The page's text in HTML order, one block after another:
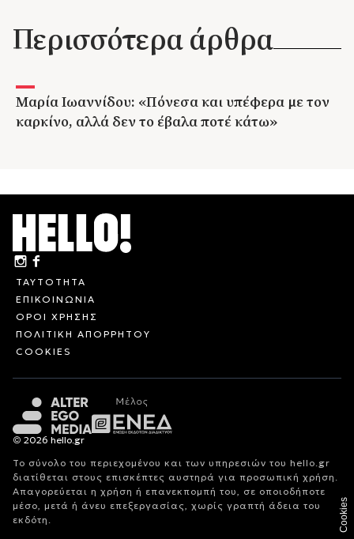
Περισσότερα άρθρα
Μαρία Ιωαννίδου: «Πόνεσα και υπέφερα με τον
καρκίνο, αλλά δεν το έβαλα ποτέ κάτω»
ΤΑΥΤΟΤΗΤΑ
ΕΠΙΚΟΙΝΩΝΙΑ
ΟΡΟΙ ΧΡΗΣΗΣ
ΠΟΛΙΤΙΚΗ ΑΠΟΡΡΗΤΟΥ
COOKIES
© 2026 hello.gr
Το σύνολο του περιεχομένου και των υπηρεσιών του hello.gr
διατίθεται στους επισκέπτες αυστηρά για προσωπική χρήση.
Απαγορεύεται η χρήση ή επανεκπομπή του, σε οποιοδήποτε
μέσο, μετά ή άνευ επεξεργασίας, χωρίς γραπτή άδεια του
εκδότη.
Cookies